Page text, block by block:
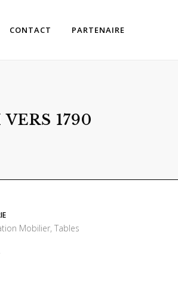
CONTACT PARTENAIRE
1790
Mobilier, Tables